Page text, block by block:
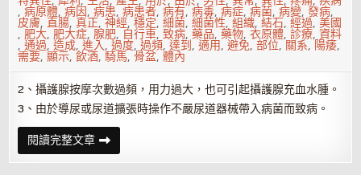
,病原體,病因,病患,病患者,病有,病毒,病症,病菌,病變,發病,
皮膚,直腸,真正,神經,穩定,細菌,細菌性,組織,結石,經過,美國
,肥大,肥大症,腺肥, 自行車,致病,藥品,藥物,衣原體,診療,資料
,通過,造成,進入,過度,過頻,達到,適用,避免,部位, 關系, 陽痿,
需要,顯示,飲酒,騎馬, 骨盆,體內
2、攝護腺按摩次數過頻，用力過大，也可引起攝護腺充血水腫。
3、由於導尿或尿道擴張時操作不嚴尿道器械帶入病菌而致病。
閱讀完整文章引
起
的